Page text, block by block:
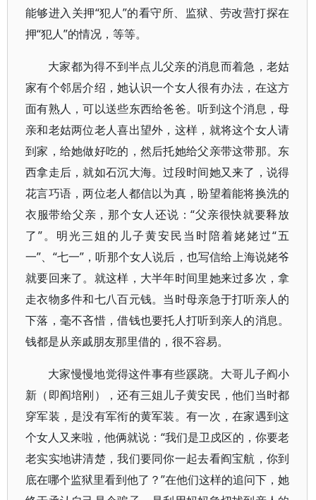
能够进入关押“犯人”的看守所、监狱、劳改营打探在
押“犯人”的情况，等等。
大家都为得不到半点儿父亲的消息而着急，老姑
家有个邻居介绍，她认识一个女人很有办法，在这方
面有熟人，可以送些东西给爸爸。听到这个消息，母
亲和老姑两位老人喜出望外，这样，就将这个女人请
到家，给她做好吃的，然后托她给父亲带这带那。东
西拿走后，就如石沉大海。过段时间她又来了，说得
花言巧语，两位老人都信以为真，盼望着能将换洗的
衣服带给父亲，那个女人还说：“父亲很快就要释放
了”。明光三姐的儿子黄安民当时陪着姥姥过“五
一”、“七一”，听那个女人说后，也写信给上海说姥爷
就要回来了。就这样，大半年时间里她来过多次，拿
走衣物多件和七八百元钱。当时母亲急于打听亲人的
下落，毫不吝惜，借钱也要托人打听到亲人的消息。
钱都是从亲戚朋友那里借的，很不容易。
大家慢慢地觉得这件事有些蹊跷。大哥儿子阎小
新（即阎培刚），还有三姐儿子黄安民，他们当时都
穿军装，是没有军衔的黄军装。有一次，在家遇到这
个女人又来啦，他俩就说：“我们是卫戍区的，你要老
老实实地讲清楚，我们要同你一起去看阎宝航，你到
底在哪个监狱里看到他了？”在他们这样的追问下，她